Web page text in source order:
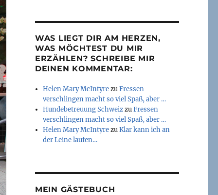
WAS LIEGT DIR AM HERZEN,
WAS MÖCHTEST DU MIR
ERZÄHLEN? SCHREIBE MIR
DEINEN KOMMENTAR:
Helen Mary McIntyrezuFressen
verschlingen macht so viel Spaß, aber …
Hundebetreuung SchweizzuFressen
verschlingen macht so viel Spaß, aber …
Helen Mary McIntyrezuKlar kann ich an
der Leine laufen…
MEIN GÄSTEBUCH